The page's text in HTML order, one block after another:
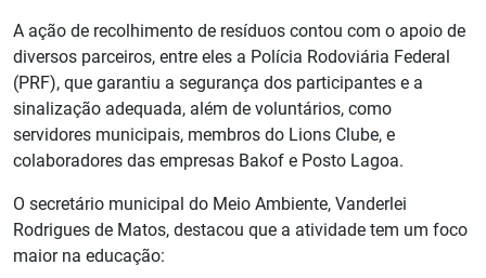
A ação de recolhimento de resíduos contou com o apoio de
diversos parceiros, entre eles a Polícia Rodoviária Federal
(PRF), que garantiu a segurança dos participantes e a
sinalização adequada, além de voluntários, como
servidores municipais, membros do Lions Clube, e
colaboradores das empresas Bakof e Posto Lagoa.
O secretário municipal do Meio Ambiente, Vanderlei
Rodrigues de Matos, destacou que a atividade tem um foco
maior na educação: